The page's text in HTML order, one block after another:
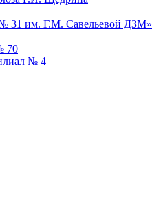
№ 31 им. Г.М. Савельевой ДЗМ»
70
№ 4